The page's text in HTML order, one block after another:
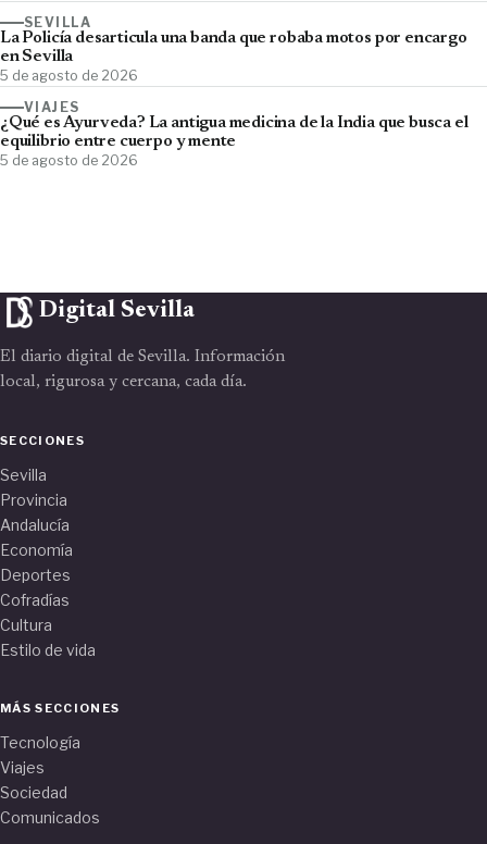
SEVILLA
La Policía desarticula una banda que robaba motos por encargo
en Sevilla
5 de agosto de 2026
VIAJES
¿Qué es Ayurveda? La antigua medicina de la India que busca el
equilibrio entre cuerpo y mente
5 de agosto de 2026
Digital Sevilla
El diario digital de Sevilla. Información
local, rigurosa y cercana, cada día.
SECCIONES
Sevilla
Provincia
Andalucía
Economía
Deportes
Cofradías
Cultura
Estilo de vida
MÁS SECCIONES
Tecnología
Viajes
Sociedad
Comunicados